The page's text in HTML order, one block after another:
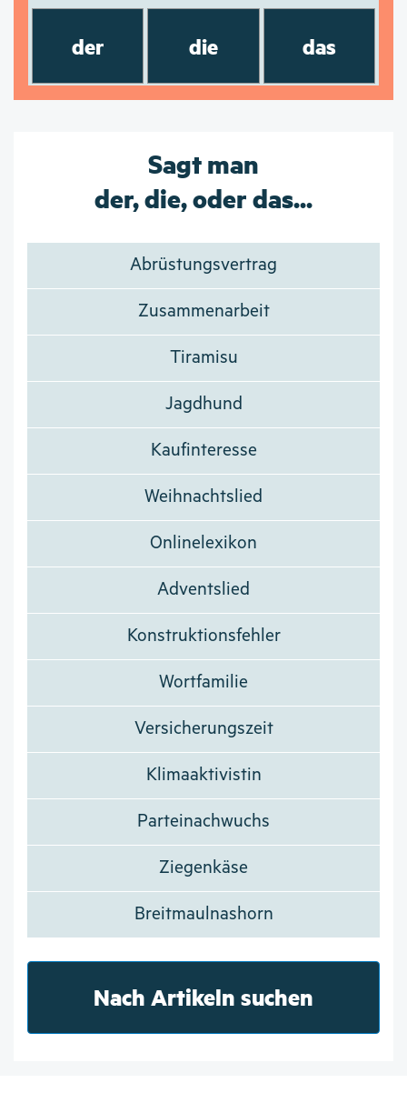
der die das
Sagt man
der, die, oder das...
Abrüstungsvertrag
Zusammenarbeit
Tiramisu
Jagdhund
Kaufinteresse
Weihnachtslied
Onlinelexikon
Adventslied
Konstruktionsfehler
Wortfamilie
Versicherungszeit
Klimaaktivistin
Parteinachwuchs
Ziegenkäse
Breitmaulnashorn
Nach Artikeln suchen